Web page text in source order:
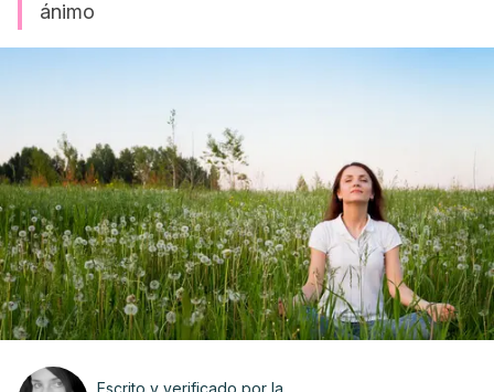
ánimo
Escrito y verificado por la